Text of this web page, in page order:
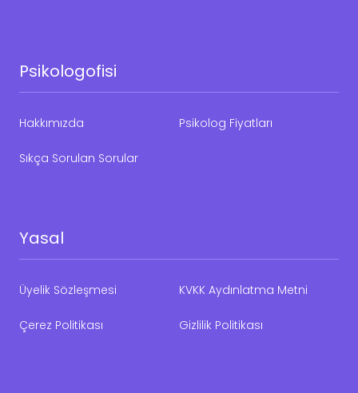
Psikologofisi
Hakkımızda Psikolog Fiyatları
Sıkça Sorulan Sorular
Yasal
Üyelik Sözleşmesi KVKK Aydınlatma Metni
Çerez Politikası Gizlilik Politikası